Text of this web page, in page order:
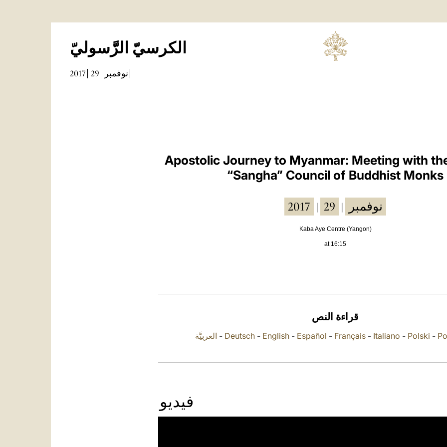
الكرسيّ الرَّسوليّ
2017 نوفمبر 29
Apostolic Journey to Myanmar: Meeting with
“Sangha” Council of Buddhist Monks
2017 نوفمبر 29
Kaba Aye Centre (Yangon)
at 16:15
قراءة النص
العربيَّة - Deutsch - English - Español - Français - Italiano - Polski -
فيديو